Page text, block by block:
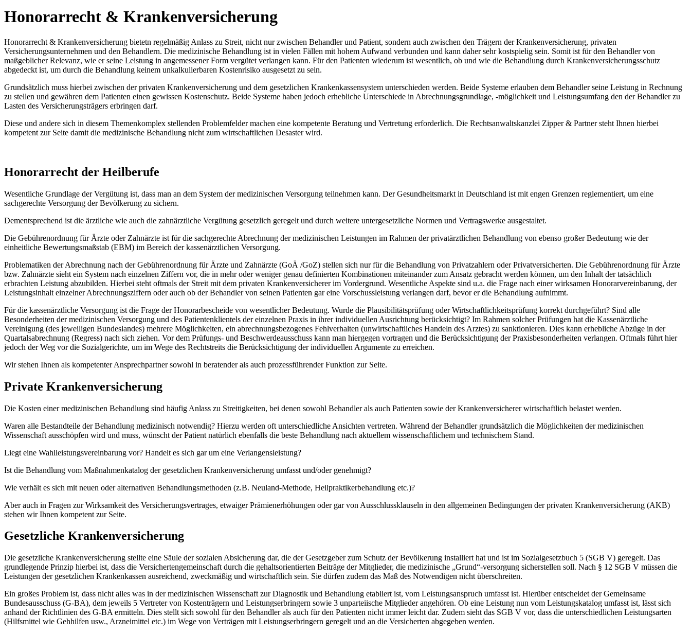
Honorarrecht & Krankenversicherung
Honorarrecht & Krankenversicherung bietetn regelmäßig Anlass zu Streit, nicht nur zwischen Behandler und Patient, sondern auch zwischen den Trägern der Krankenversicherung, privaten
Versicherungsunternehmen und den Behandlern. Die medizinische Behandlung ist in vielen Fällen mit hohem Aufwand verbunden und kann daher sehr kostspielig sein. Somit ist für den Behandler von
maßgeblicher Relevanz, wie er seine Leistung in angemessener Form vergütet verlangen kann. Für den Patienten wiederum ist wesentlich, ob und wie die Behandlung durch Krankenversicherungsschutz
abgedeckt ist, um durch die Behandlung keinem unkalkulierbaren Kostenrisiko ausgesetzt zu sein.
Grundsätzlich muss hierbei zwischen der privaten Krankenversicherung und dem gesetzlichen Krankenkassensystem unterschieden werden. Beide Systeme erlauben dem Behandler seine Leistung in Rechnung
zu stellen und gewähren dem Patienten einen gewissen Kostenschutz. Beide Systeme haben jedoch erhebliche Unterschiede in Abrechnungsgrundlage, -möglichkeit und Leistungsumfang den der Behandler zu
Lasten des Versicherungsträgers erbringen darf.
Diese und andere sich in diesem Themenkomplex stellenden Problemfelder machen eine kompetente Beratung und Vertretung erforderlich. Die Rechtsanwaltskanzlei Zipper & Partner steht Ihnen hierbei
kompetent zur Seite damit die medizinische Behandlung nicht zum wirtschaftlichen Desaster wird.
Honorarrecht der Heilberufe
Wesentliche Grundlage der Vergütung ist, dass man an dem System der medizinischen Versorgung teilnehmen kann. Der Gesundheitsmarkt in Deutschland ist mit engen Grenzen reglementiert, um eine
sachgerechte Versorgung der Bevölkerung zu sichern.
Dementsprechend ist die ärztliche wie auch die zahnärztliche Vergütung gesetzlich geregelt und durch weitere untergesetzliche Normen und Vertragswerke ausgestaltet.
Die Gebührenordnung für Ärzte oder Zahnärzte ist für die sachgerechte Abrechnung der medizinischen Leistungen im Rahmen der privatärztlichen Behandlung von ebenso großer Bedeutung wie der
einheitliche Bewertungsmaßstab (EBM) im Bereich der kassenärztlichen Versorgung.
Problematiken der Abrechnung nach der Gebührenordnung für Ärzte und Zahnärzte (GoÄ /GoZ) stellen sich nur für die Behandlung von Privatzahlern oder Privatversicherten. Die Gebührenordnung für Ärzte
bzw. Zahnärzte sieht ein System nach einzelnen Ziffern vor, die in mehr oder weniger genau definierten Kombinationen miteinander zum Ansatz gebracht werden können, um den Inhalt der tatsächlich
erbrachten Leistung abzubilden. Hierbei steht oftmals der Streit mit dem privaten Krankenversicherer im Vordergrund. Wesentliche Aspekte sind u.a. die Frage nach einer wirksamen Honorarvereinbarung, der
Leistungsinhalt einzelner Abrechnungsziffern oder auch ob der Behandler von seinen Patienten gar eine Vorschussleistung verlangen darf, bevor er die Behandlung aufnimmt.
Für die kassenärztliche Versorgung ist die Frage der Honorarbescheide von wesentlicher Bedeutung. Wurde die Plausibilitätsprüfung oder Wirtschaftlichkeitsprüfung korrekt durchgeführt? Sind alle
Besonderheiten der medizinischen Versorgung und des Patientenklientels der einzelnen Praxis in ihrer individuellen Ausrichtung berücksichtigt? Im Rahmen solcher Prüfungen hat die Kassenärztliche
Vereinigung (des jeweiligen Bundeslandes) mehrere Möglichkeiten, ein abrechnungsbezogenes Fehlverhalten (unwirtschaftliches Handeln des Arztes) zu sanktionieren. Dies kann erhebliche Abzüge in der
Quartalsabrechnung (Regress) nach sich ziehen. Vor dem Prüfungs- und Beschwerdeausschuss kann man hiergegen vortragen und die Berücksichtigung der Praxisbesonderheiten verlangen. Oftmals führt hier
jedoch der Weg vor die Sozialgerichte, um im Wege des Rechtstreits die Berücksichtigung der individuellen Argumente zu erreichen.
Wir stehen Ihnen als kompetenter Ansprechpartner sowohl in beratender als auch prozessführender Funktion zur Seite.
Private Krankenversicherung
Die Kosten einer medizinischen Behandlung sind häufig Anlass zu Streitigkeiten, bei denen sowohl Behandler als auch Patienten sowie der Krankenversicherer wirtschaftlich belastet werden.
Waren alle Bestandteile der Behandlung medizinisch notwendig? Hierzu werden oft unterschiedliche Ansichten vertreten. Während der Behandler grundsätzlich die Möglichkeiten der medizinischen
Wissenschaft ausschöpfen wird und muss, wünscht der Patient natürlich ebenfalls die beste Behandlung nach aktuellem wissenschaftlichem und technischem Stand.
Liegt eine Wahlleistungsvereinbarung vor? Handelt es sich gar um eine Verlangensleistung?
Ist die Behandlung vom Maßnahmenkatalog der gesetzlichen Krankenversicherung umfasst und/oder genehmigt?
Wie verhält es sich mit neuen oder alternativen Behandlungsmethoden (z.B. Neuland-Methode, Heilpraktikerbehandlung etc.)?
Aber auch in Fragen zur Wirksamkeit des Versicherungsvertrages, etwaiger Prämienerhöhungen oder gar von Ausschlussklauseln in den allgemeinen Bedingungen der privaten Krankenversicherung (AKB)
stehen wir Ihnen kompetent zur Seite.
Gesetzliche Krankenversicherung
Die gesetzliche Krankenversicherung stellte eine Säule der sozialen Absicherung dar, die der Gesetzgeber zum Schutz der Bevölkerung installiert hat und ist im Sozialgesetzbuch 5 (SGB V) geregelt. Das
grundlegende Prinzip hierbei ist, dass die Versichertengemeinschaft durch die gehaltsorientierten Beiträge der Mitglieder, die medizinische „Grund“-versorgung sicherstellen soll. Nach § 12 SGB V müssen die
Leistungen der gesetzlichen Krankenkassen ausreichend, zweckmäßig und wirtschaftlich sein. Sie dürfen zudem das Maß des Notwendigen nicht überschreiten.
Ein großes Problem ist, dass nicht alles was in der medizinischen Wissenschaft zur Diagnostik und Behandlung etabliert ist, vom Leistungsanspruch umfasst ist. Hierüber entscheidet der Gemeinsame
Bundesausschuss (G-BA), dem jeweils 5 Vertreter von Kostenträgern und Leistungserbringern sowie 3 unparteiische Mitglieder angehören. Ob eine Leistung nun vom Leistungskatalog umfasst ist, lässt sich
anhand der Richtlinien des G-BA ermitteln. Dies stellt sich sowohl für den Behandler als auch für den Patienten nicht immer leicht dar. Zudem sieht das SGB V vor, dass die unterschiedlichen Leistungsarten
(Hilfsmittel wie Gehhilfen usw., Arzneimittel etc.) im Wege von Verträgen mit Leistungserbringern geregelt und an die Versicherten abgegeben werden.